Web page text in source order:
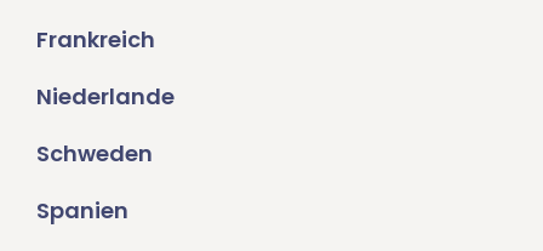
Frankreich
Niederlande
Schweden
Spanien